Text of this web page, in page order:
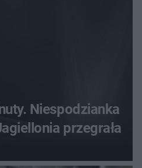
Niespodzianka
przegrała